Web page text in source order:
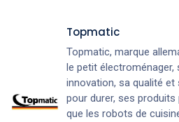
Topmatic
Topmatic, marque
le petit électroménager,
innovation, sa qualité
pour durer, ses
que les robots de